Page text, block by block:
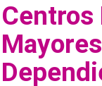
Centros